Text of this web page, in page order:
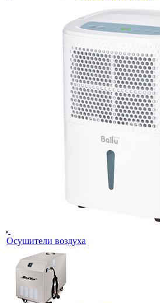
Осушители воздуха